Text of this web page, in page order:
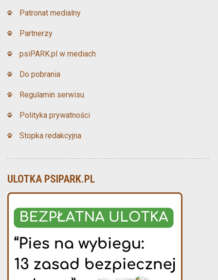
Patronat medialny
Partnerzy
psiPARK.pl w mediach
Do pobrania
Regulamin serwisu
Polityka prywatności
Stopka redakcyjna
ULOTKA PSIPARK.PL